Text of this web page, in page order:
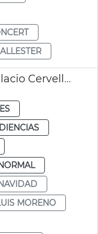
Belén Napolitano en el Palacio Cervelló València
MORENO